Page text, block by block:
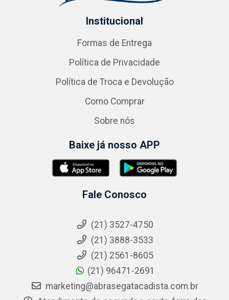
Institucional
Formas de Entrega
Política de Privacidade
Política de Troca e Devolução
Como Comprar
Sobre nós
Baixe já nosso APP
Fale Conosco
(21) 3527-4750
(21) 3888-3533
(21) 2561-8605
(21) 96471-2691
marketing@abrasegatacadista.com.br